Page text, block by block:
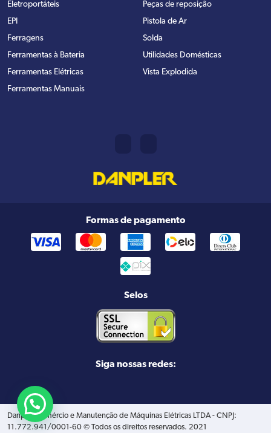
Eletroportáteis
EPI
Ferragens
Ferramentas à Bateria
Ferramentas Elétricas
Ferramentas Manuais
Peças de reposição
Pistola de Ar
Solda
Utilidades Domésticas
Vista Explodida
Formas de pagamento
Selos
Siga nossas redes:
Danpler Comércio e Manutenção de Máquinas Elétricas LTDA - CNPJ:
11.772.941/0001-60 © Todos os direitos reservados. 2021